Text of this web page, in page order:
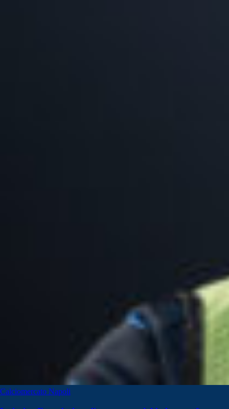
Calciomercato Napoli